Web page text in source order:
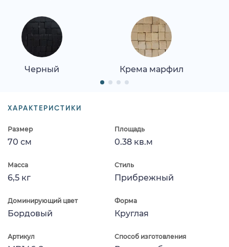
Черный Крема марфил
ХАРАКТЕРИСТИКИ
Размер
70 см
Площадь
0.38 кв.м
Масса
6,5 кг
Стиль
Прибрежный
Доминирующий цвет
Бордовый
Форма
Круглая
Артикул Способ изготовления